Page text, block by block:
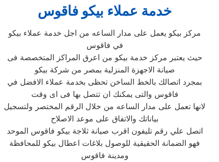
خدمة عملاء بيكو فاقوس
مركز بيكو يعمل على مدار الساعه من اجل خدمة عملاء بيكو
في فاقوس
حيث يعتبر مركز خدمة بيكو من اعرق المراكز المتخصصة فى
صيانة الاجهزة المنزلية بمصر من شركة بيكو
بمجرد اتصالك بالخط الساخن تحظى بخدمة عملاء الافضل في
فاقوس والتى يمكنك ان تتصل بها فى اى وقت
لانها تعمل على مدار الساعه من خلال الرقم المختصر ولتسجيل
بياناتك والاتفاق على موعد الاصلاح
اتصل علي رقم تليفون اقرب صيانة ثلاجة بيكو فاقوس الموحد
فهو الضمانة الحقيقية للوصول بلاغات اعطال بيكو للمحافظة
ومدينة فاقوس